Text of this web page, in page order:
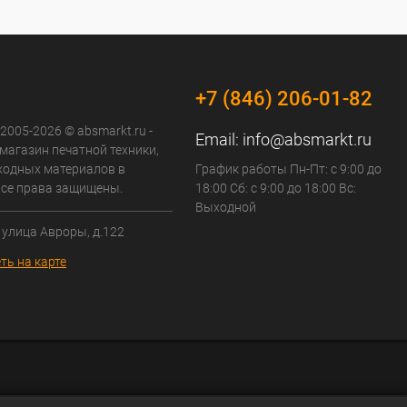
2026 © absmarkt.ru -
печатной техники,
материалов в
права защищены.
Авроры, д.122
на карте
+7 (846) 206-01-82
Email: info@absmarkt.ru
График работы Пн-Пт: с 9:00 до
18:00 Сб: с 9:00 до 18:00 Вс:
Выходной